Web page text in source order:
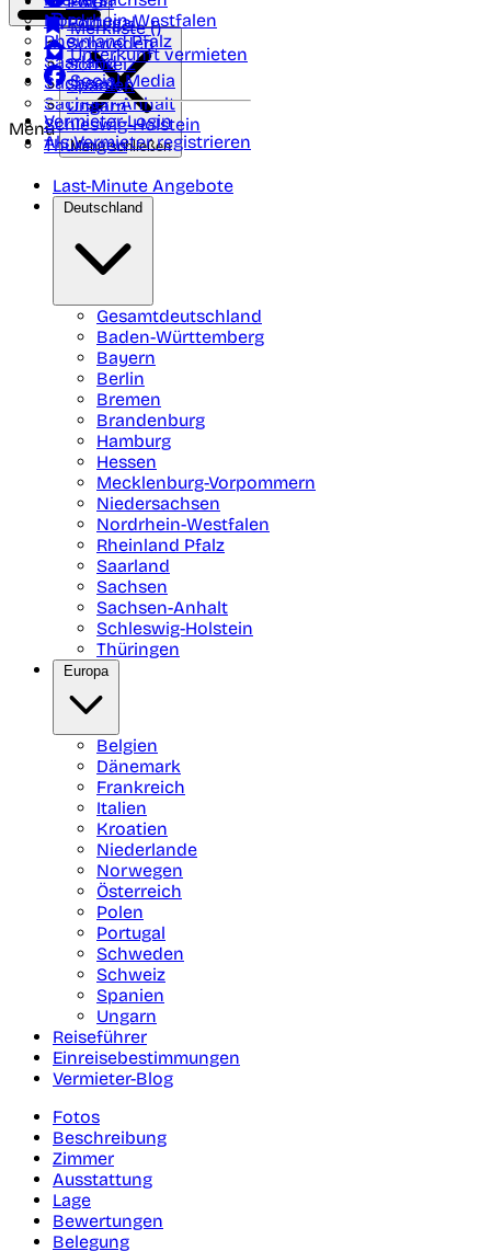
Nordrhein-Westfalen
Rheinland Pfalz
Saarland
Sachsen
Sachsen-Anhalt
Schleswig-Holstein
Thüringen
Portugal
Schweden
Schweiz
Spanien
Ungarn
Merkliste ()
Unterkunft vermieten
Social Media
Vermieter-Login
Als Vermieter registrieren
Menü
Menü schließen
Last-Minute Angebote
Deutschland
Gesamtdeutschland
Baden-Württemberg
Bayern
Berlin
Bremen
Brandenburg
Hamburg
Hessen
Mecklenburg-Vorpommern
Niedersachsen
Nordrhein-Westfalen
Rheinland Pfalz
Saarland
Sachsen
Sachsen-Anhalt
Schleswig-Holstein
Thüringen
Europa
Belgien
Dänemark
Frankreich
Italien
Kroatien
Niederlande
Norwegen
Österreich
Polen
Portugal
Schweden
Schweiz
Spanien
Ungarn
Reiseführer
Einreisebestimmungen
Vermieter-Blog
Fotos
Beschreibung
Zimmer
Ausstattung
Lage
Bewertungen
Belegung